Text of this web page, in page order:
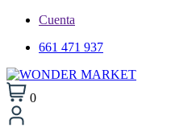
Cuenta
661 471 937
0